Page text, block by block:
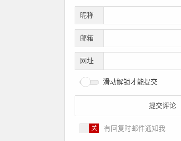
昵称
邮箱
网址
滑动解锁才能提交
有回复时邮件通知我